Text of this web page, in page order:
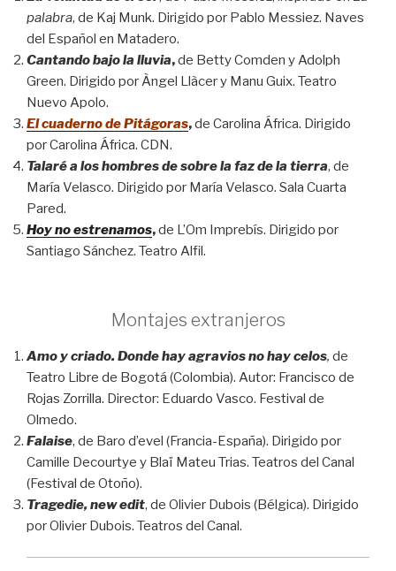
palabra, de Kaj Munk. Dirigido por Pablo Messiez. Naves
del Español en Matadero.
Cantando bajo la lluvia,de Betty Comden y Adolph
Green. Dirigido por Àngel Llàcer y Manu Guix. Teatro
Nuevo Apolo.
El cuaderno de Pitágoras,de Carolina África. Dirigido
por Carolina África. CDN.
Talaré a los hombres de sobre la faz de la tierra, de
María Velasco. Dirigido por María Velasco. Sala Cuarta
Pared.
Hoy no estrenamos,de L’Om Imprebís. Dirigido por
Santiago Sánchez. Teatro Alfil.
Montajes extranjeros
Amo y criado. Donde hay agravios no hay celos, de
Teatro Libre de Bogotá (Colombia). Autor: Francisco de
Rojas Zorrilla. Director: Eduardo Vasco. Festival de
Olmedo.
Falaise, de Baro d’evel (Francia-España). Dirigido por
Camille Decourtye y Blaï Mateu Trias. Teatros del Canal
(Festival de Otoño).
Tragedie, new edit, de Olivier Dubois (Bélgica). Dirigido
por Olivier Dubois. Teatros del Canal.